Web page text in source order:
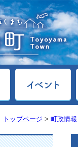
トップページ > 町政情報